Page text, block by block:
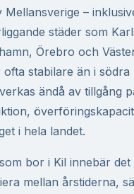
Mellansverige –
städer som
Örebro och
ofta stabilare än i södra
ändå av tillgång
i hela landet.
bor i Kil innebär
mellan årstiderna,